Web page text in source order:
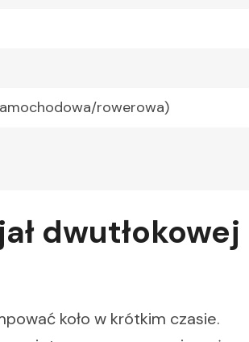
rowerowa)
dwutłokowej
koło w krótkim czasie.